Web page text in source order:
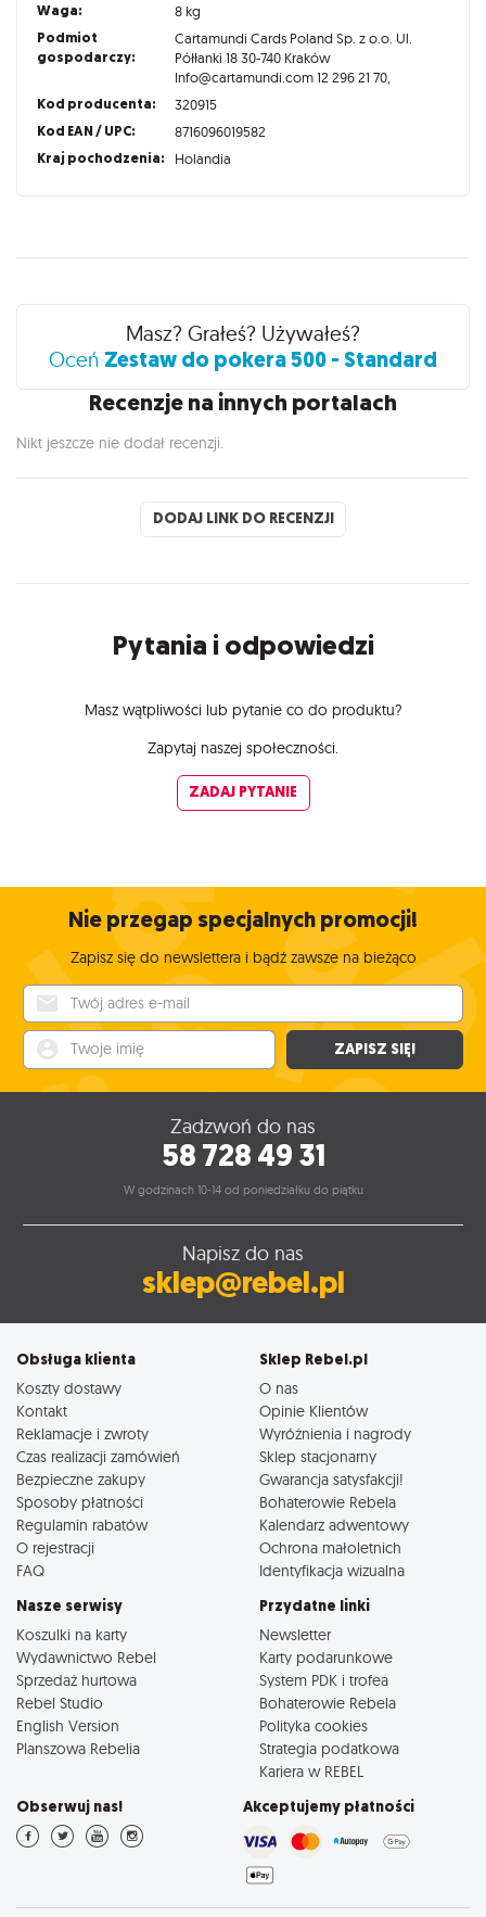
Waga: 8 kg
Podmiot
gospodarczy:
Cartamundi Cards Poland Sp. z o.o. Ul.
Półłanki 18 30-740 Kraków
Info@cartamundi.com 12 296 21 70,
Kod producenta: 320915
Kod EAN / UPC: 8716096019582
Kraj pochodzenia: Holandia
Recenzje
Masz? Grałeś? Używałeś?
Oceń Zestaw do pokera 500 - Standard
Recenzje na innych portalach
Nikt jeszcze nie dodał recenzji.
DODAJ LINK DO RECENZJI
Pytania i odpowiedzi
Masz wątpliwości lub pytanie co do produktu?
Zapytaj naszej społeczności.
ZADAJ PYTANIE
Nie przegap specjalnych promocji!
Zapisz się do newslettera i bądź zawsze na bieżąco
ZAPISZ SIĘ!
Zadzwoń do nas
58 728 49 31
W godzinach 10-14 od poniedziałku do piątku
Napisz do nas
sklep@rebel.pl
Obsługa klienta
Koszty dostawy
Kontakt
Reklamacje i zwroty
Czas realizacji zamówień
Bezpieczne zakupy
Sposoby płatności
Regulamin rabatów
O rejestracji
FAQ
Sklep Rebel.pl
O nas
Opinie Klientów
Wyróżnienia i nagrody
Sklep stacjonarny
Gwarancja satysfakcji!
Bohaterowie Rebela
Kalendarz adwentowy
Ochrona małoletnich
Identyfikacja wizualna
Nasze serwisy
Koszulki na karty
Wydawnictwo Rebel
Sprzedaż hurtowa
Rebel Studio
English Version
Planszowa Rebelia
Przydatne linki
Newsletter
Karty podarunkowe
System PDK i trofea
Bohaterowie Rebela
Polityka cookies
Strategia podatkowa
Kariera w REBEL
Obserwuj nas! Akceptujemy płatności